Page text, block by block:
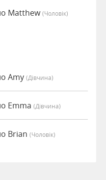
Matthew(чоловік)
Amy (дівчина)
Emma (дівчина)
Brian (чоловік)